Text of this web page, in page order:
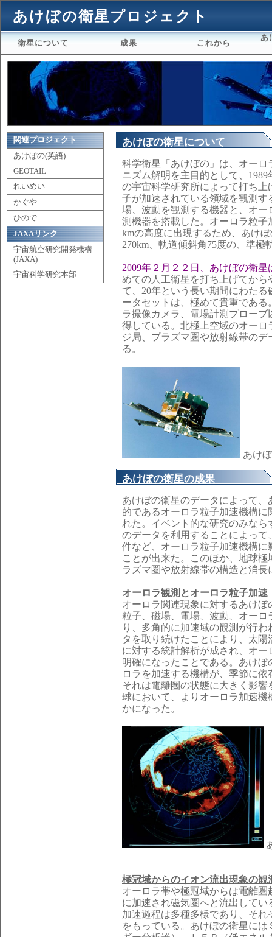
あけぼの衛星プロジェクト
衛星について 成果 これから
あ
関連プロジェクト
あけぼの(英語)
GEOTAIL
れいめい
かぐや
ひので
JAXAリンク
宇宙航空研究開発機構
(JAXA)
宇宙科学研究本部
あけぼの衛星について
科学衛星「あけぼの」は、オー
ニズム解明を主目的として、
の宇宙科学研究所によって打ち
子が加速されている領域を観測
場、波動を観測する機器と、オ
測機器を搭載した。オーロラ粒
kmの高度に出現するため、あけ
270km、軌道傾斜角75度の、準極
2009年２月２２日、あけぼの衛
めての人工衛星を打ち上げてか
て、20年という長い期間にわた
ータセットは、極めて貴重であ
ラ撮像カメラ、電場計測プロー
得している。北極上空域のオー
ジ局、プラズマ圏や放射線帯の
る。
あけ
あけぼの衛星の成果
あけぼの衛星のデータによって
的であるオーロラ粒子加速機構
れた。イベント的な研究のみな
のデータを利用することによっ
件など、オーロラ粒子加速機構
ことが出来た。このほか、地球
ラズマ圏や放射線帯の構造と消
オーロラ観測とオーロラ粒子加速
オーロラ関連現象に対するあけ
粒子、磁場、電場、波動、オー
り、多角的に加速域の観測が行
タを取り続けたことにより、太
に対する統計解析が成され、オ
明確になったことである。あけ
ロラを加速する機構が、季節に
それは電離圏の状態に大きく影
球において、よりオーロラ加速
かになった。
極冠域からのイオン流出現象の観
オーロラ帯や極冠域からは電離
に加速され磁気圏へと流出して
加速過程は多種多様であり、そ
をもっている。あけぼの衛星に